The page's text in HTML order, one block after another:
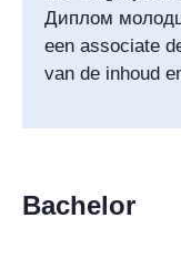
Диплом
een associate
van de inhoud
Bachelor